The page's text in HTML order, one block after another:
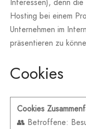
Hosting bei einem
Unternehmen im
präsentieren zu
Cookies
Cookies
👥 Betroffene: